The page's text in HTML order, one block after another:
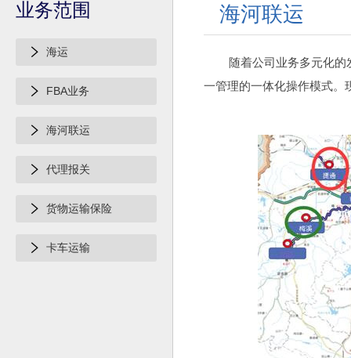
业务范围
海运
FBA业务
海河联运
代理报关
货物运输保险
卡车运输
海河联运
随着公司业务多元化的
一管理的一体化操作模式。